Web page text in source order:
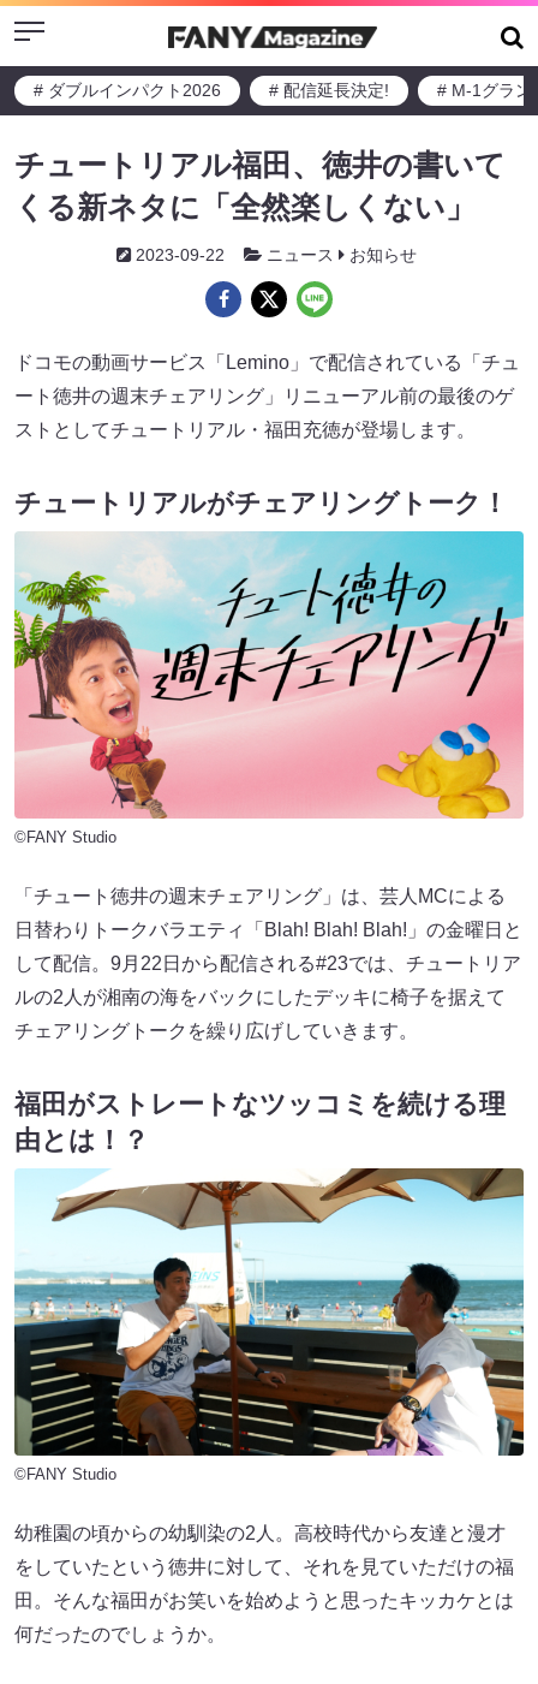
Menu
# ダブルインパクト2026 # 配信延長決定! # M-1グラン
チュートリアル福田、徳井の書いて
くる新ネタに「全然楽しくない」
2023-09-22 ニュース お知らせ
ドコモの動画サービス「Lemino」で配信されている「チュ
ート徳井の週末チェアリング」リニューアル前の最後のゲ
ストとしてチュートリアル・福田充徳が登場します。
チュートリアルがチェアリングトーク！
©FANY Studio
「チュート徳井の週末チェアリング」は、芸人MCによる
日替わりトークバラエティ「Blah! Blah! Blah!」の金曜日と
して配信。9月22日から配信される#23では、チュートリア
ルの2人が湘南の海をバックにしたデッキに椅子を据えて
チェアリングトークを繰り広げしていきます。
福田がストレートなツッコミを続ける理
由とは！？
©FANY Studio
幼稚園の頃からの幼馴染の2人。高校時代から友達と漫才
をしていたという徳井に対して、それを見ていただけの福
田。そんな福田がお笑いを始めようと思ったキッカケとは
何だったのでしょうか。